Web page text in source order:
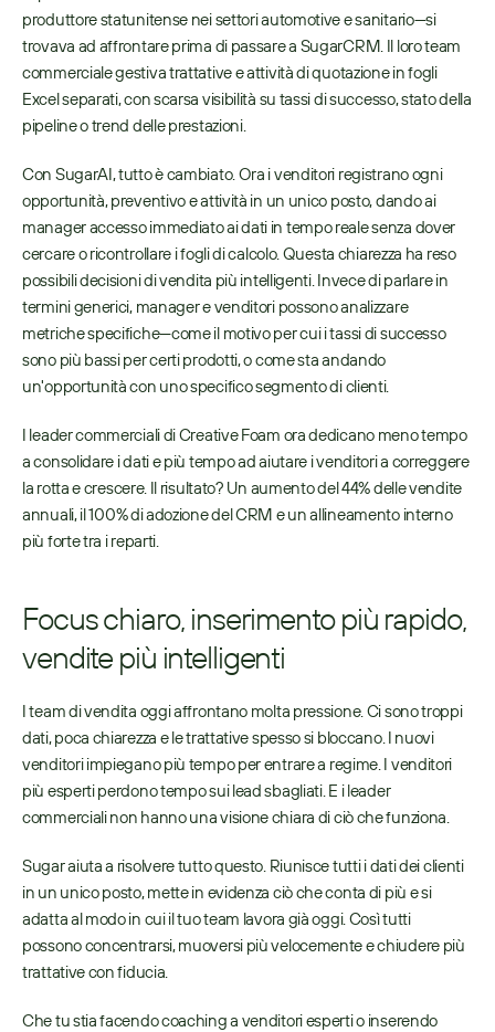
produttore statunitense nei settori automotive e sanitario—si
trovava ad affrontare prima di passare a SugarCRM. Il loro team
commerciale gestiva trattative e attività di quotazione in fogli
Excel separati, con scarsa visibilità su tassi di successo, stato della
pipeline o trend delle prestazioni.
Con SugarAI, tutto è cambiato. Ora i venditori registrano ogni
opportunità, preventivo e attività in un unico posto, dando ai
manager accesso immediato ai dati in tempo reale senza dover
cercare o ricontrollare i fogli di calcolo. Questa chiarezza ha reso
possibili decisioni di vendita più intelligenti. Invece di parlare in
termini generici, manager e venditori possono analizzare
metriche specifiche—come il motivo per cui i tassi di successo
sono più bassi per certi prodotti, o come sta andando
un'opportunità con uno specifico segmento di clienti.
I leader commerciali di Creative Foam ora dedicano meno tempo
a consolidare i dati e più tempo ad aiutare i venditori a correggere
la rotta e crescere. Il risultato? Un aumento del 44% delle vendite
annuali, il 100% di adozione del CRM e un allineamento interno
più forte tra i reparti.
Focus chiaro, inserimento più rapido,
vendite più intelligenti
I team di vendita oggi affrontano molta pressione. Ci sono troppi
dati, poca chiarezza e le trattative spesso si bloccano. I nuovi
venditori impiegano più tempo per entrare a regime. I venditori
più esperti perdono tempo sui lead sbagliati. E i leader
commerciali non hanno una visione chiara di ciò che funziona.
Sugar aiuta a risolvere tutto questo. Riunisce tutti i dati dei clienti
in un unico posto, mette in evidenza ciò che conta di più e si
adatta al modo in cui il tuo team lavora già oggi. Così tutti
possono concentrarsi, muoversi più velocemente e chiudere più
trattative con fiducia.
Che tu stia facendo coaching a venditori esperti o inserendo